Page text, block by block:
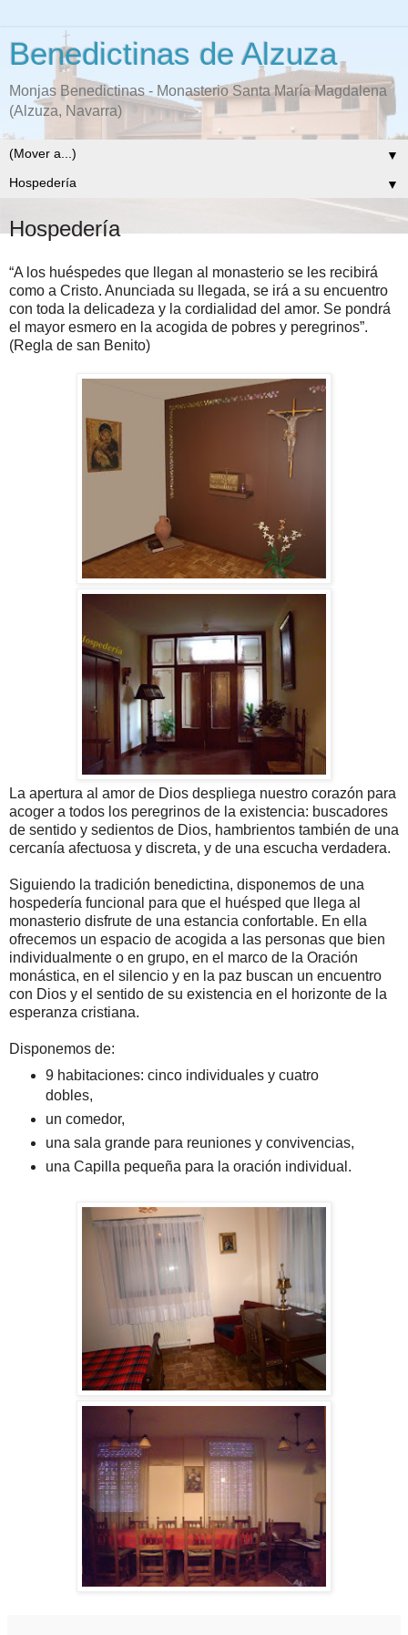
Benedictinas de Alzuza
Monjas Benedictinas - Monasterio Santa María Magdalena
(Alzuza, Navarra)
▼
▼
Hospedería
“A los huéspedes que llegan al monasterio se les recibirá
como a Cristo. Anunciada su llegada, se irá a su encuentro
con toda la delicadeza y la cordialidad del amor. Se pondrá
el mayor esmero en la acogida de pobres y peregrinos”.
(Regla de san Benito)
La apertura al amor de Dios despliega nuestro corazón para
acoger a todos los peregrinos de la existencia: buscadores
de sentido y sedientos de Dios, hambrientos también de una
cercanía afectuosa y discreta, y de una escucha verdadera.
Siguiendo la tradición benedictina, disponemos de una
hospedería funcional para que el huésped que llega al
monasterio disfrute de una estancia confortable. En ella
ofrecemos un espacio de acogida a las personas que bien
individualmente o en grupo, en el marco de la Oración
monástica, en el silencio y en la paz buscan un encuentro
con Dios y el sentido de su existencia en el horizonte de la
esperanza cristiana.
Disponemos de:
9 habitaciones: cinco individuales y cuatro
dobles,
un comedor,
una sala grande para reuniones y convivencias,
una Capilla pequeña para la oración individual.